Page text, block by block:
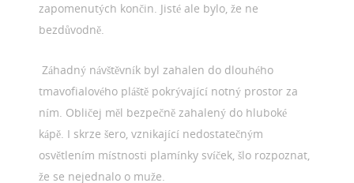
zapomenutých končin. Jisté ale bylo, že ne
bezdůvodně.
Záhadný návštěvník byl zahalen do dlouhého
tmavofialového pláště pokrývající notný prostor za
ním. Obličej měl bezpečně zahalený do hluboké
kápě. I skrze šero, vznikající nedostatečným
osvětlením místnosti plamínky svíček, šlo rozpoznat,
že se nejednalo o muže.